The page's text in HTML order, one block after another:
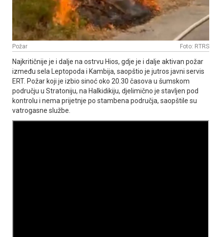
Požar Foto: RTRS
Najkritičnije je i dalje na ostrvu Hios, gdje je i dalje aktivan požar
između sela Leptopoda i Kambija, saopštio je jutros javni servis
ERT. Požar koji je izbio sinoć oko 20.30 časova u šumskom
području u Stratoniju, na Halkidikiju, djelimično je stavljen pod
kontrolu i nema prijetnje po stambena područja, saopštile su
vatrogasne službe.